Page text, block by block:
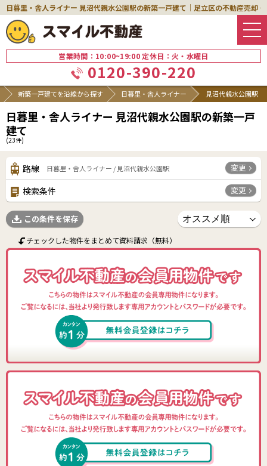
日暮里・舎人ライナー 見沼代親水公園駅の新築一戸建て｜足立区の不動産売却
営業時間：10:00~19:00 定休日：火・水曜日
0120-390-220
新築一戸建てを沿線から探す 日暮里・舎人ライナー 見沼代親水公園駅
日暮里・舎人ライナー 見沼代親水公園駅の新築一戸
建て
(23件)
路線 日暮里・舎人ライナー / 見沼代親水公園駅 変更
検索条件 変更
この条件を保存
チェックした物件をまとめて資料請求（無料）